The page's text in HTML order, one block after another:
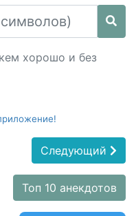
хорошо и без
Следующий
Топ 10 анекдотов